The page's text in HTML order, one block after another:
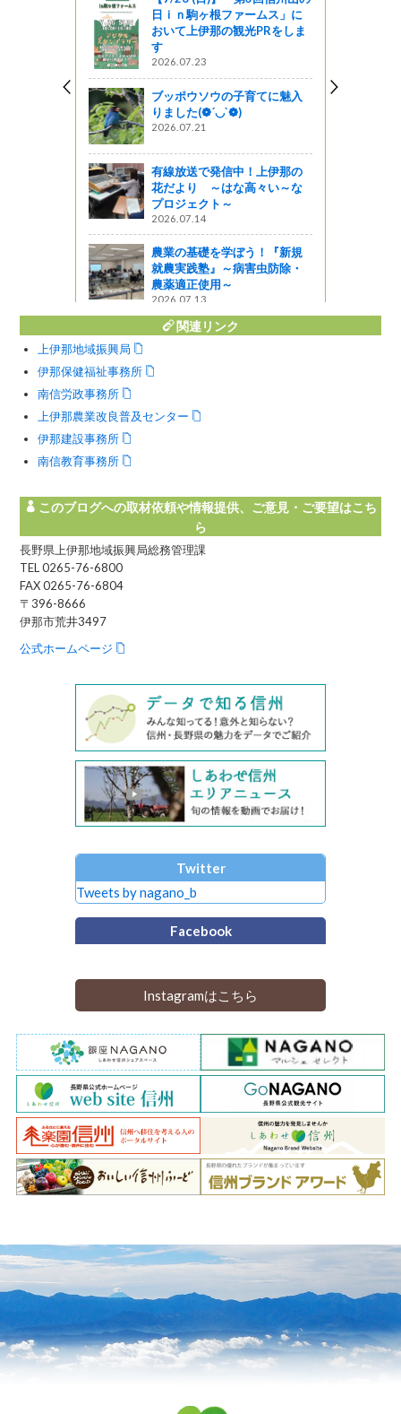
日ｉｎ駒ヶ根ファームス」に
おいて上伊那の観光PRをしま
す
2026.07.23
ブッポウソウの子育てに魅入
りました(❁´◡`❁)
2026.07.21
有線放送で発信中！上伊那の
花だより ～はな高々い～な
プロジェクト～
2026.07.14
農業の基礎を学ぼう！『新規
就農実践塾』～病害虫防除・
農薬適正使用～
2026.07.13
関連リンク
上伊那地域振興局
伊那保健福祉事務所
南信労政事務所
上伊那農業改良普及センター
伊那建設事務所
南信教育事務所
このブログへの取材依頼や情報提供、ご意見・ご要望はこち
ら
長野県上伊那地域振興局総務管理課
TEL 0265-76-6800
FAX 0265-76-6804
〒396-8666
伊那市荒井3497
公式ホームページ
Twitter
Tweets by nagano_b
Facebook
Instagramはこちら